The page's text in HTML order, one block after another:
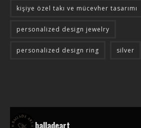
kişiye özel takı ve mücevher tasarımı
personalized design jewelry
personalized design ring silver